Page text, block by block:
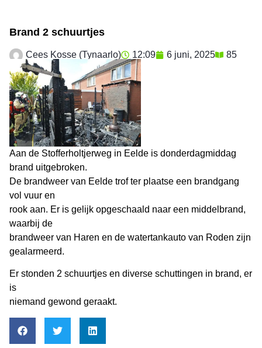
Brand 2 schuurtjes
Cees Kosse (Tynaarlo) 12:09 6 juni, 2025 85
Aan de Stofferholtjerweg in Eelde is donderdagmiddag
brand uitgebroken.
De brandweer van Eelde trof ter plaatse een brandgang
vol vuur en
rook aan. Er is gelijk opgeschaald naar een middelbrand,
waarbij de
brandweer van Haren en de watertankauto van Roden zijn
gealarmeerd.
Er stonden 2 schuurtjes en diverse schuttingen in brand, er
is
niemand gewond geraakt.